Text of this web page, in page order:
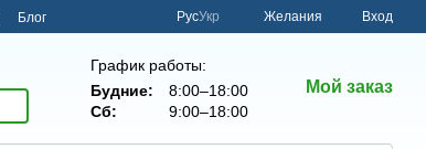
Блог
РусУкр Желания Вход
График работы:
Будние:
8:00–18:00
Сб:
9:00–18:00
Мой заказ